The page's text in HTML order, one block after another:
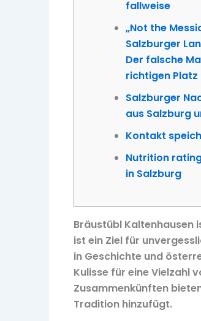
fallweise
„Not the
Salzburger
Der falsche
richtigen Platz
Salzburger
aus Salzburg
Kontakt
Nutrition
in Salzburg
Bräustübl Kaltenhausen
ist ein Ziel für
in Geschichte und
Kulisse für eine Vielzahl
Zusammenkünften
Tradition hinzufügt.